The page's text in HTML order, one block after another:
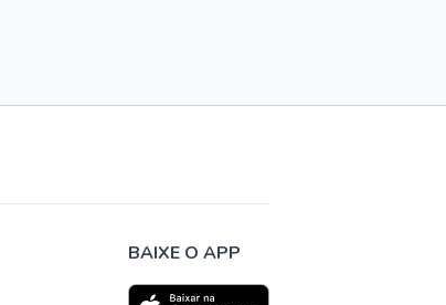
BAIXE O APP